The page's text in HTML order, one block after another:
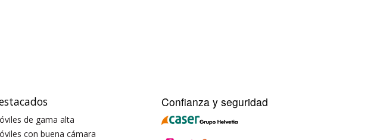
de gama alta
con buena cámara
Confianza y seguridad